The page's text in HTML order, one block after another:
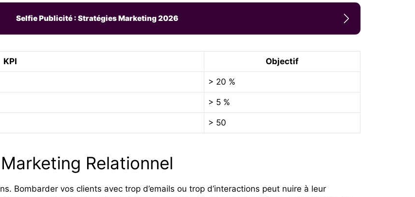
Selfie Publicité : Stratégies Marketing 2026
KPI Objectif
> 20 %
> 5 %
> 50
Relationnel
Bombarder vos clients avec trop d’emails ou trop d’interactions peut nuire à leur